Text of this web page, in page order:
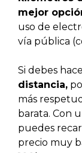
mejor
uso de
vía pública
Si debes
distancia,
más
barata. Con
puedes
precio muy